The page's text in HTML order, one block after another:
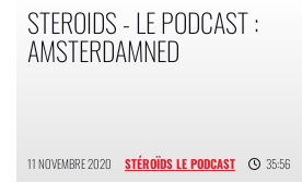
STEROIDS - LE PODCAST :
AMSTERDAMNED
11 NOVEMBRE 2020 STÉROÏDS LE PODCAST 35:56